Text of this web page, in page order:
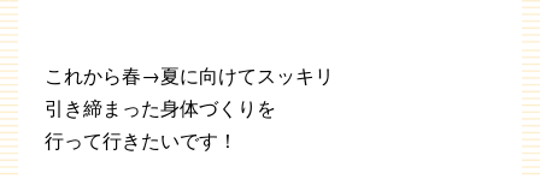
これから春→夏に向けてスッキリ
引き締まった身体づくりを
行って行きたいです！